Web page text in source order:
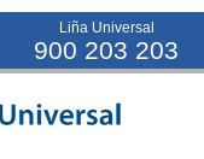
Liña Universal
900 203 203